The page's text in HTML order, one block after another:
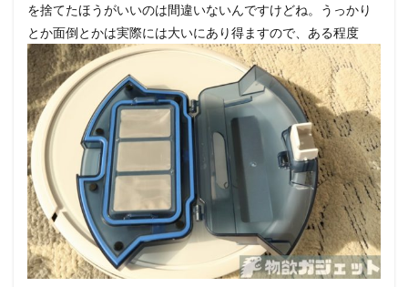
を捨てたほうがいいのは間違いないんですけどね。うっかり
とか面倒とかは実際には大いにあり得ますので、ある程度